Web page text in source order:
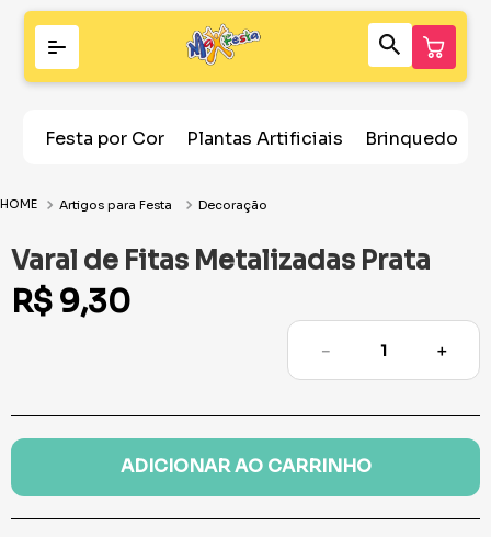
Festa por Cor Plantas Artificiais Brinquedos
Artigos para Festa Decoração
Varal de Fitas Metalizadas Prata
R$ 9,30
＋
－
ADICIONAR AO CARRINHO